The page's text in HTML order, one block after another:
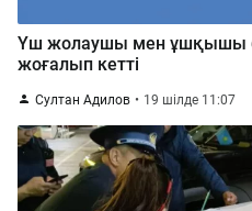
Үш жолаушы мен ұшқышы
жоғалып кетті
Султан Адилов 19 шілде 11:07